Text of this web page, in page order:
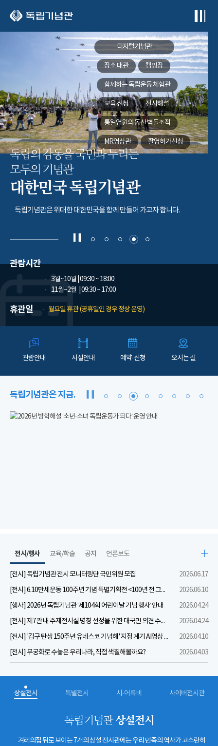
디지털기념관
장소 대관 캠핑장
함께하는독립운동 체험관
교육 신청 전시해설
통일염원의 동산벽돌조적
MR영상관 촬영허가신청
독립의 감동을 국민과 누리는
모두의 기념관
대한민국 독립기념관
독립기념관은 위대한 대한민국을 함께 만들어 가고자 합니다.
관람시간
3월~10월 | 09:30 ~ 18:00
11월~2월
| 09:30 ~ 17:00
휴관일 월요일 휴관 (공휴일인 경우 정상 운영)
관람안내 시설안내 예약·신청 오시는 길
독립기념관은 지금.
전시/행사
[전시] 독립기념관 전시 모니터링단 국민위원 모집
2026.06.17
[전시] 6.10만세운동 100주년 기념 특별기획전 <100년 전 그날을 보다: 6.10만세운동>
2026.06.10
[행사] 2026년 독립기념관 ‘제104회 어린이날 기념 행사’ 안내
2026.04.24
[전시] 제7관 내 주제전시실 명칭 선정을 위한 대국민 의견 수렴 실시
2026.04.24
[전시] '김구 탄생 150주년 유네스코 기념해' 지정 계기 AI영상 국민공모 개최 안내
2026.04.10
[전시] 무궁화로 수놓은 우리나라, 직접 색칠해볼까요?
2026.04.03
교육/학술 공지 언론보도
상설전시 특별전시 시·어록비 사이버전시관
독립기념관상설전시
겨레의집 뒤로 보이는 7개의 상설 전시관에는 우리 민족의 역사가 고스란히